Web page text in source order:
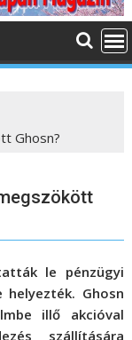
Ghosn?
le pénzügyi
helyezték. Ghosn
illő akcióval
szállítására